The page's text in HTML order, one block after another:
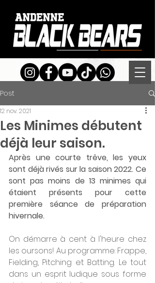
Post
Les Minimes débutent
déjà leur saison.
12 nov. 2021
Après une courte trêve, les yeux
sont déjà rivés sur la saison 2022. Ce
sont pas moins de 13 minimes qui
étaient présents pour cette
première séance de préparation
hivernale.
On démarre à cent à l'heure chez
les oursons! Au programme: Frappe,
Fielding, Pitching et Batting. Le tout
dans un esprit ludique sous forme